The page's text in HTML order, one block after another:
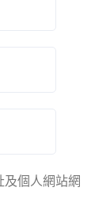
及個人網站網